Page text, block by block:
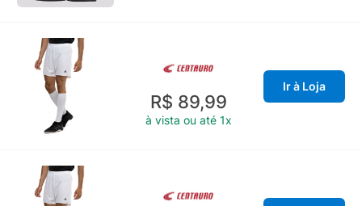
R$ 89,99
à vista ou até 1x
Ir à Loja